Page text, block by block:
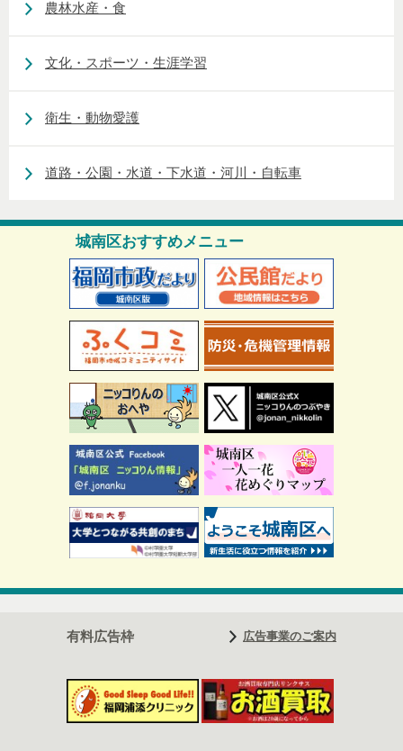
農林水産・食
文化・スポーツ・生涯学習
衛生・動物愛護
道路・公園・水道・下水道・河川・自転車
城南区おすすめメニュー
有料広告枠 広告事業のご案内